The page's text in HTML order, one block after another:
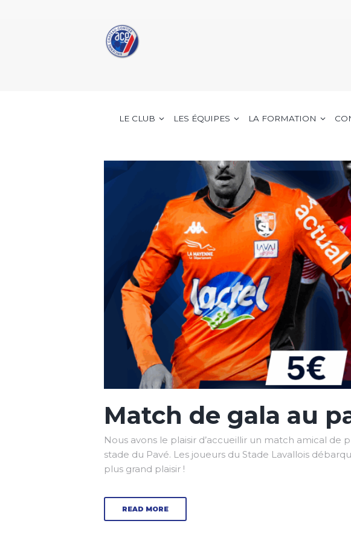
LE CLUB LES ÉQUIPES LA FORMATION
Match de gala au
Nous avons le plaisir d’accueillir un match amical de
stade du Pavé. Les joueurs du Stade Lavallois
plus grand plaisir !
READ MORE